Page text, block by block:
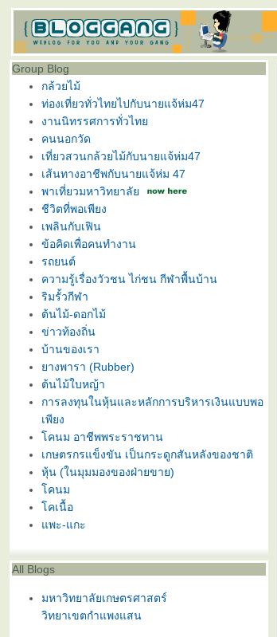
Group Blog
กล้วยไม้
ท่องเที่ยวทั่วไทยไปกับนายแจ้ห่ม47
งานนิทรรศการทั่วไท
คนนอกวัด
เที่ยวสวนกล้วยไม้กับนายแจ้ห่ม47
เส้นทางอาชีพกับนายแจ้ห่ม 47
พาเที่ยวมหาวิทยาลั
ชีวิตที่พอเพียง
เพลินกับเฟิน
ข้อคิดเพื่อคนทำงาน
รถยนต์
ความรู้เรื่องวัวชน ไก่ชน กีฬาพื้นบ้าน
ริมรั้วกีฬา
ต้นไม้-ดอกไม้
ข่าวท้องถิ่น
บ้านของเรา
างพารา (Rubber)
ต้นไม้ใบหญ้า
การลงทุนในหุ้นและหลักการบริหารเงินแบบพอ
เพียง
คนม อาชีพพระราชทาน
เกษตรกรแข็งขัน เป็นกระดูกสันหลังของชาติ
หุ้น (ในมุมมองของฝ่ายขาย)
คนม
คเนื้อ
พะ-แกะ
All Blogs
มหาวิทยาลัยเกษตรศาสตร์
วิทยาเขตกำแพงแสน